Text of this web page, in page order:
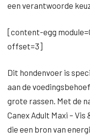
een verantwoorde
[content-egg
offset=3]
Dit hondenvoer is
aan de
grote rassen. Met de
Canex Adult Maxi –
die een bron van